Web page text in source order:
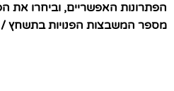
הפתרונות האפשריים, וביחרו את
מספר המשבצות הפנויות בתשחץ